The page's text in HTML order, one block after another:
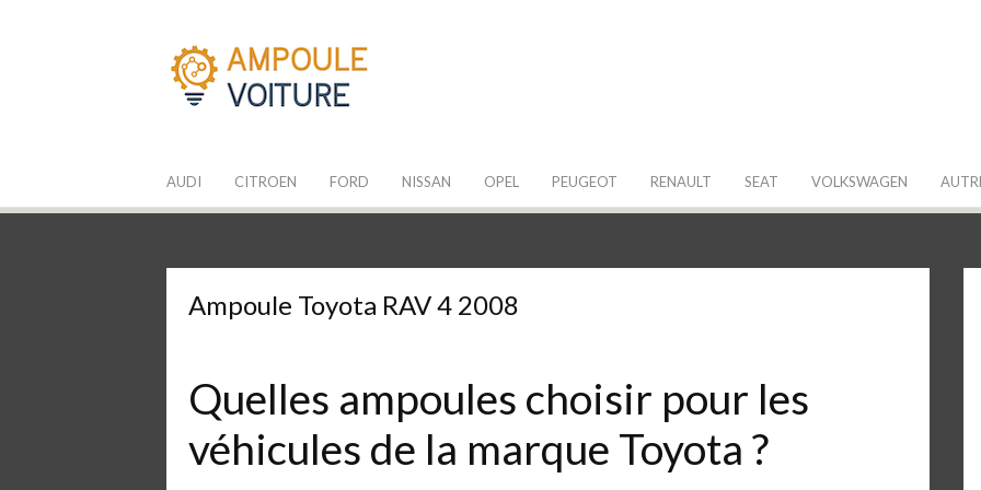
AUDI CITROEN FORD NISSAN OPEL PEUGEOT RENAULT SEAT VOLKSWAGEN
Ampoule Toyota RAV 4 2008
Quelles ampoules choisir pour les
véhicules de la marque Toyota ?